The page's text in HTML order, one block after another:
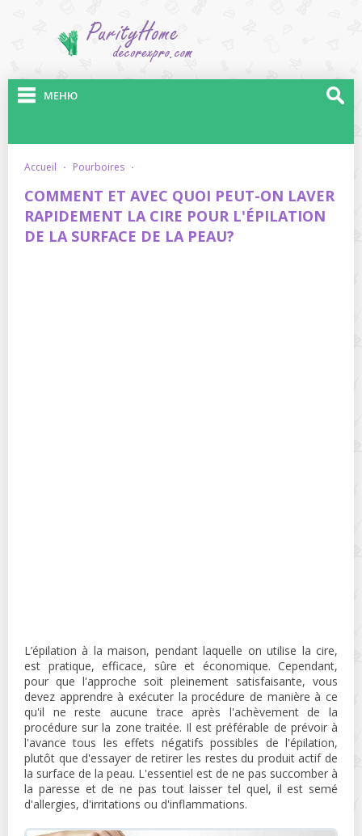
МЕНЮ
accueil · pourboires ·
COMMENT ET AVEC QUOI PEUT-ON LAVER
RAPIDEMENT LA CIRE POUR L'ÉPILATION
DE LA SURFACE DE LA PEAU?
L’épilation à la maison, pendant laquelle on utilise la cire,
est pratique, efficace, sûre et économique. Cependant,
pour que l'approche soit pleinement satisfaisante, vous
devez apprendre à exécuter la procédure de manière à ce
qu'il ne reste aucune trace après l'achèvement de la
procédure sur la zone traitée. Il est préférable de prévoir à
l'avance tous les effets négatifs possibles de l'épilation,
plutôt que d'essayer de retirer les restes du produit actif de
la surface de la peau. L'essentiel est de ne pas succomber à
la paresse et de ne pas tout laisser tel quel, il est semé
d'allergies, d'irritations ou d'inflammations.